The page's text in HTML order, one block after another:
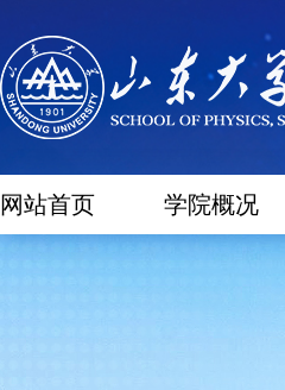
网站首页 学院概况